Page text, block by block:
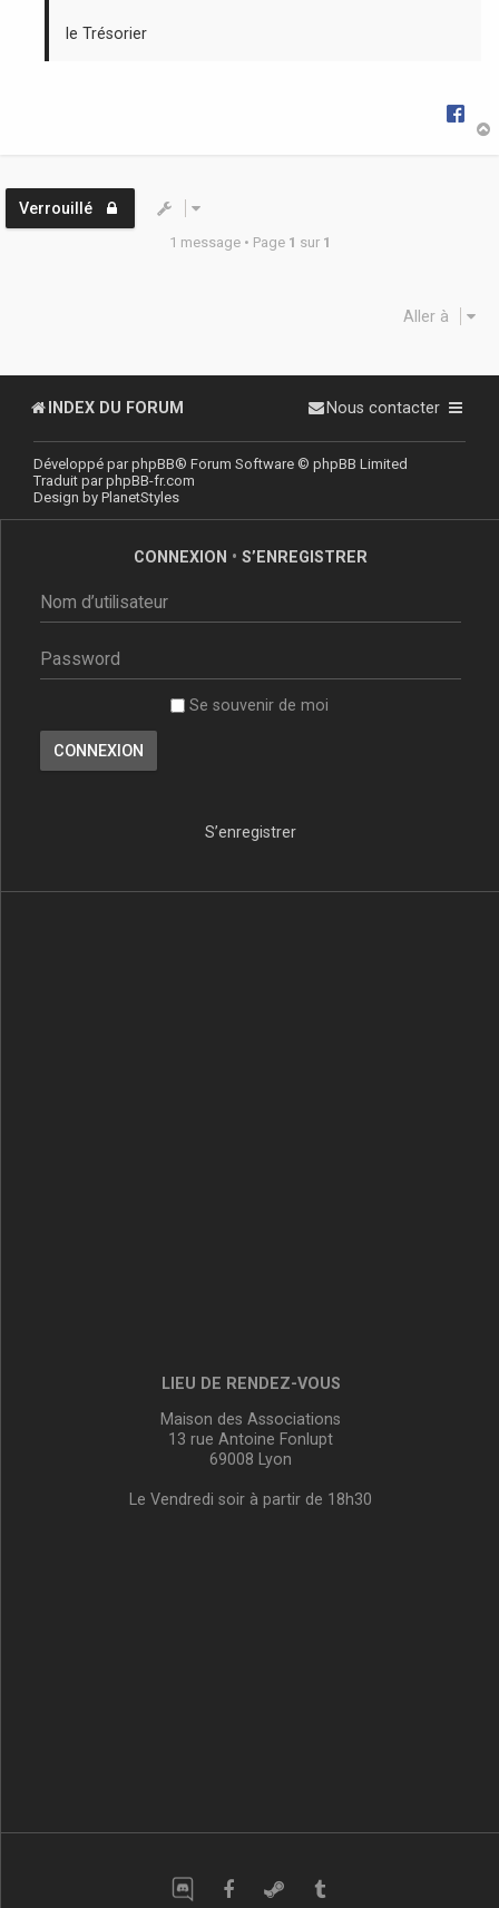
le Trésorier
Verrouillé
1 message • Page 1 sur 1
Aller à
INDEX DU FORUM Nous contacter
Développé parphpBB® Forum Software © phpBB Limited
Traduit parphpBB-fr.com
Design by PlanetStyles
CONNEXION • S’ENREGISTRER
Se souvenir de moi
S’enregistrer
LIEU DE RENDEZ-VOUS
Maison des Associations
13 rue Antoine Fonlupt
69008 Lyon
Le Vendredi soir à partir de 18h30